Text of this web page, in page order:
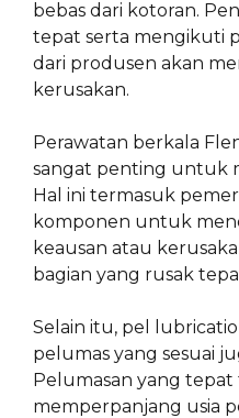
bebas dari kotoran.
tepat serta mengikuti
dari produsen akan
kerusakan.
Perawatan berkala
sangat penting untuk
Hal ini termasuk
komponen untuk
keausan atau
bagian yang rusak
Selain itu, pel
pelumas yang sesuai
Pelumasan yang tepat
memperpanjang usia